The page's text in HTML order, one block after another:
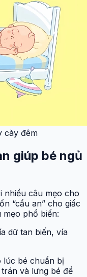
cày đêm
giúp bé ngủ
nhiều câu mẹo cho
“cầu an” cho giấc
mẹo phổ biến:
dữ tan biến, vía
lúc bé chuẩn bị
và lưng bé để